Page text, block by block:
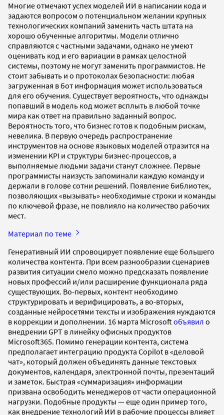
Многие отмечают успех моделей ИИ в написании кода и
задаются вопросом о потенциальном желании крупных
технологических компаний заменить часть штата на
хорошо обученные алгоритмы. Модели отлично
справляются с частными задачами, однако не умеют
оценивать код и его вариации в рамках целостной
системы, поэтому не могут заменить программистов. Не
стоит забывать и о протоколах безопасности: любая
загруженная в бот информация может использоваться
для его обучения. Существует вероятность, что однажды
попавший в модель код может всплыть в любой точке
мира как ответ на правильно заданный вопрос.
Вероятность того, что бизнес готов к подобным рискам,
невелика. В первую очередь распространение
инструментов на основе языковых моделей отразится на
изменении KPI и структуры бизнес-процессов, а
выполняемые людьми задачи станут сложнее. Первые
программисты наизусть запоминали каждую команду и
держали в голове сотни решений. Появление библиотек,
позволяющих «вызывать» необходимые строки и команды
по ключевой фразе, не повлияло на количество рабочих
мест.
Материал по теме
Генеративный ИИ спровоцирует появление еще большего
количества контента. При всем разнообразии сценариев
развития ситуации смело можно предсказать появление
новых профессий и/или расширение функционала ряда
существующих. Во-первых, контент необходимо
структурировать и верифицировать, а во-вторых,
созданные нейросетями тексты и изображения нуждаются
в коррекции и дополнении. 16 марта Microsoftобъявил о
внедрении GPT в линейку офисных продуктов
Microsoft365. Помимо генерации контента, система
предполагает интеграцию продукта Copilot в «деловой
чат», который должен объединять данные текстовых
документов, календаря, электронной почты, презентаций
и заметок. Быстрая «суммаризация» информации
призвана освободить менеджеров от части операционной
нагрузки. Подобные продукты — еще один пример того,
как внедрение технологий ИИ в рабочие процессы влияет